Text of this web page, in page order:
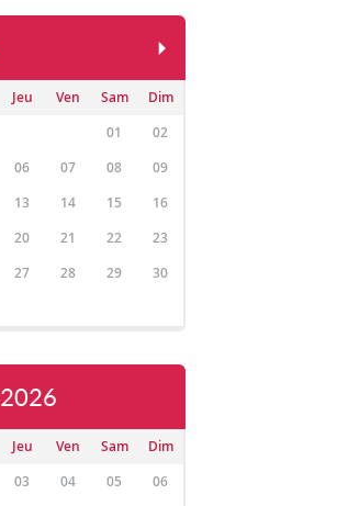
Jeu Ven Sam
Dim
01
02
06 07 08
09
13 14 15
16
20 21 22
23
27 28 29
30
2026
Jeu Ven Sam
Dim
03 04 05
06